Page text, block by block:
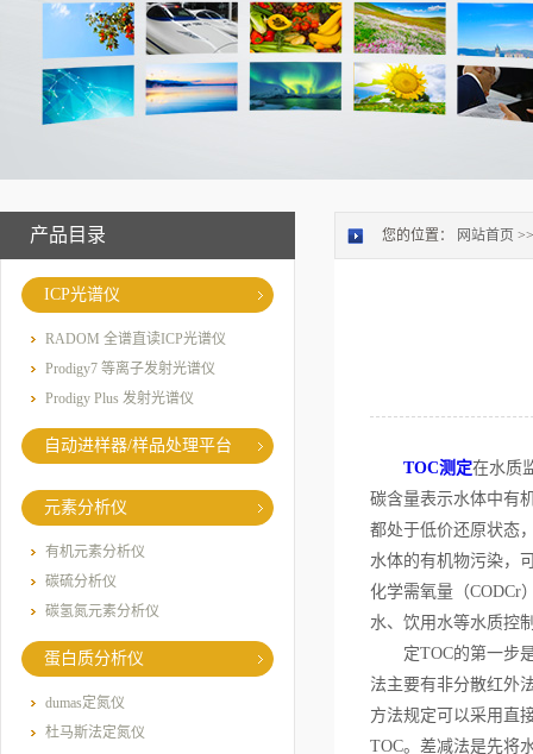
产品目录
ICP光谱仪
RADOM 全谱直读ICP光谱仪
Prodigy7 等离子发射光谱仪
Prodigy Plus 发射光谱仪
自动进样器/样品处理平台
元素分析仪
有机元素分析仪
碳硫分析仪
碳氢氮元素分析仪
蛋白质分析仪
dumas定氮仪
杜马斯法定氮仪
您的位置： 网站首页
TOC测定在水质
碳含量表示水体中有
都处于低价还原状态
水体的有机物污染，
化学需氧量（CODCr
水、饮用水等水质控
定TOC的第一步是
法主要有非分散红外
方法规定可以采用直
TOC。差减法是先将